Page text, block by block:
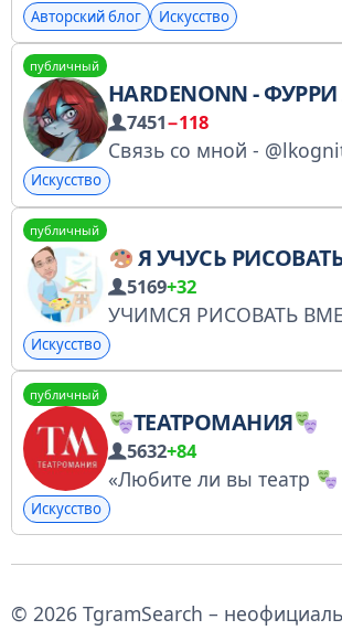
Авторский блог Искусство
публичный
HARDENONN -
7451−118
Связь со мной -
Искусство
публичный
Я УЧУСЬ РИСОВАТЬ.
5169+32
Искусство
публичный
ТЕАТРОМАНИЯ
5632+84
«Любите ли вы театр
Искусство